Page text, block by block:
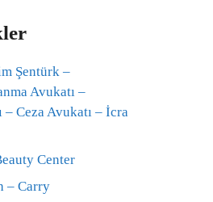
Şentürk –
Avukatı –
Ceza Avukatı – İcra
Center
– Carry